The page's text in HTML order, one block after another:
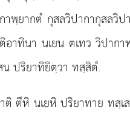
พฺยากตํ กุสลวิปากากุสล
ติอาทินา นเยน ตเทว วิปาก
ปริยาทิยิตฺวา ทสฺสิตํ.
ติ ตีหิ นเยหิ ปริยาทาย ทสฺ